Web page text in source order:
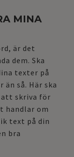
MINA
är det
dem. Ska
texter på
än så. Här ska
att skriva för
handlar om
text på din
bra